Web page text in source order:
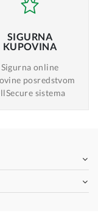
SIGURNA
KUPOVINA
Sigurna online
posredstvom
sistema